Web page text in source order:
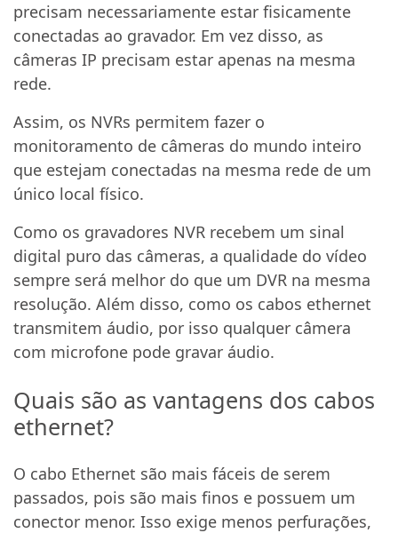
precisam necessariamente estar fisicamente
conectadas ao gravador. Em vez disso, as
câmeras IP precisam estar apenas na mesma
rede.
Assim, os NVRs permitem fazer o
monitoramento de câmeras do mundo inteiro
que estejam conectadas na mesma rede de um
único local físico.
Como os gravadores NVR recebem um sinal
digital puro das câmeras, a qualidade do vídeo
sempre será melhor do que um DVR na mesma
resolução. Além disso, como os cabos ethernet
transmitem áudio, por isso qualquer câmera
com microfone pode gravar áudio.
Quais são as vantagens dos cabos
ethernet?
O cabo Ethernet são mais fáceis de serem
passados, pois são mais finos e possuem um
conector menor. Isso exige menos perfurações,